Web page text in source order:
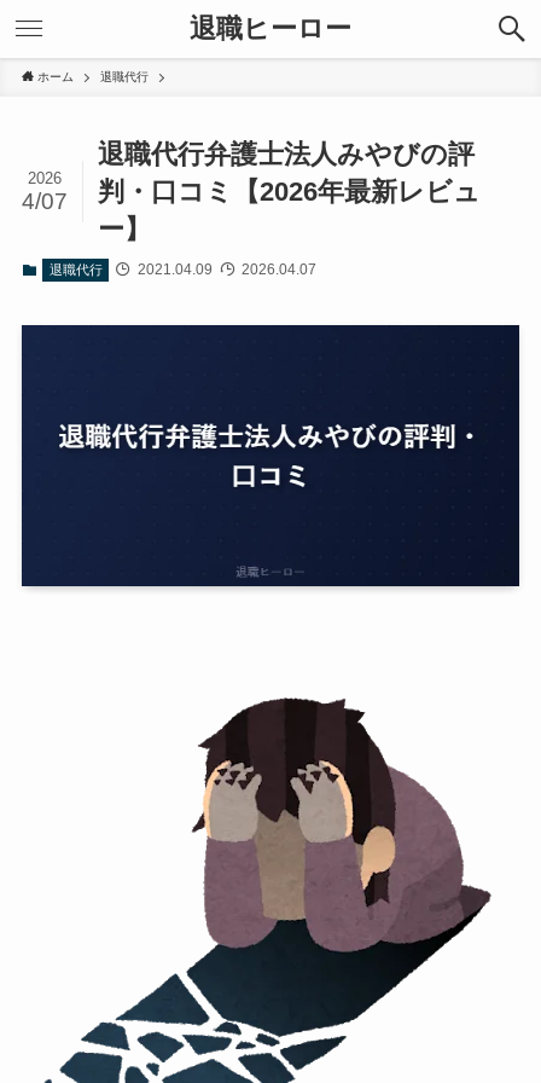
退職ヒーロー
ホーム 退職代行
退職代行弁護士法人みやびの評
判・口コミ【2026年最新レビュ
ー】
2026
4/07
退職代行 2021.04.09 2026.04.07